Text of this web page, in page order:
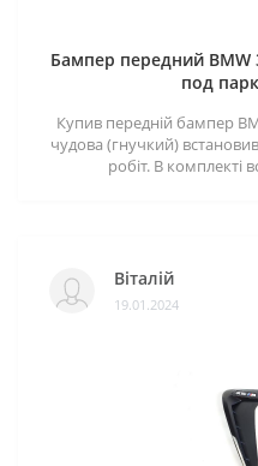
Бампер передний BMW
под
Купив передній бампер
чудова (гнучкий)
робіт. В комплекті
Віталій
19.01.2024